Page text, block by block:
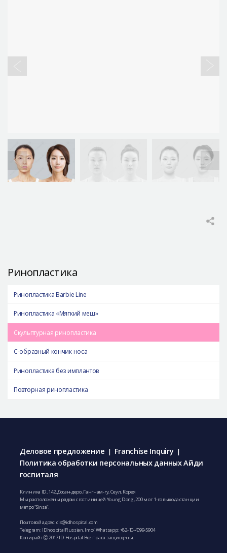
Ринопластика
Ринопластика Barbie Line
Риноплаcтика «Мягкий меш»
Скульптурная ринопластика
C-образный кончик носа
Ринопластика без имплантов
Повторная ринопластика
Деловое предложение | Franchise Inquiry |
Политика обработки персональных данных Айди
госпиталя
Клиника ID, 142, Досан-деро, Гангнам-гу, Сеул, Корея
Мы расположены рядом с гостиницей Young Dong, 200 м от 1-го выхода станции
метро “Sinsa”.
Почтовой адрес:cis@idhospital.com
Telegram: IDhospitalRussian, Imo/ Whatsapp: +82-10-4099-5904
Копирайтⓒ 2017 ID Hospital Все права защищены.